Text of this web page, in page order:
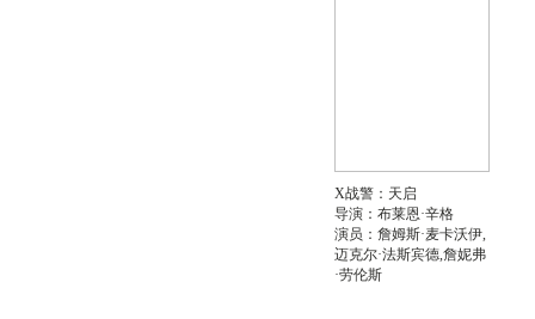
X战警：天启
导演：布莱恩·辛格
演员：詹姆斯·麦卡沃伊,
迈克尔·法斯宾德,詹妮弗
·劳伦斯